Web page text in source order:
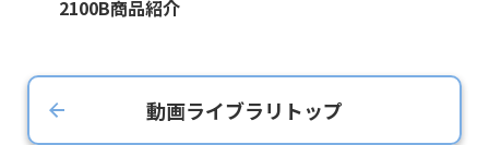
2100B商品紹介
動画ライブラリトップ